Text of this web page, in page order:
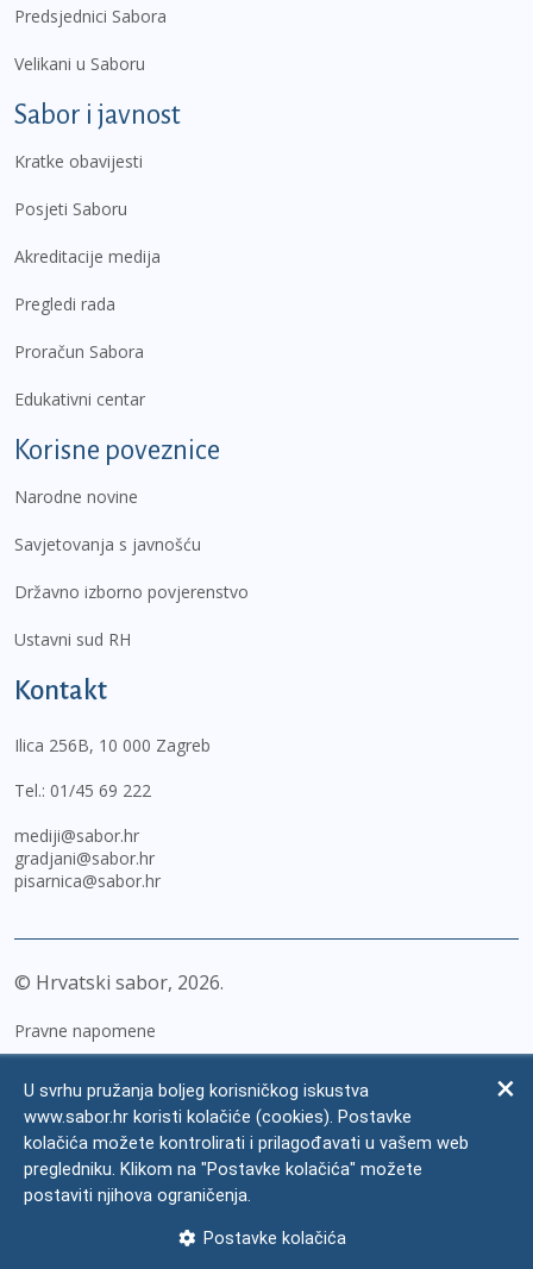
Predsjednici Sabora
Velikani u Saboru
Sabor i javnost
Kratke obavijesti
Posjeti Saboru
Akreditacije medija
Pregledi rada
Proračun Sabora
Edukativni centar
Korisne poveznice
Narodne novine
Savjetovanja s javnošću
Državno izborno povjerenstvo
Ustavni sud RH
Kontakt
Ilica 256B, 10 000 Zagreb
Tel.: 01/45 69 222
mediji@sabor.hr
gradjani@sabor.hr
pisarnica@sabor.hr
© Hrvatski sabor, 2026
Pravne napomene
Zaštita osobnih podataka
Impressum
Česta pitanja
U svrhu pružanja boljeg korisničkog iskustva
www.sabor.hr koristi kolačiće (cookies). Postavke
kolačića možete kontrolirati i prilagođavati u vašem web
pregledniku. Klikom na "Postavke kolačića" možete
postaviti njihova ograničenja.
Postavke kolačića